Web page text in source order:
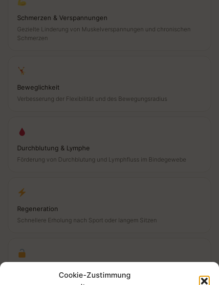
Cookie-Zustimmung
Schmerzen & Verspannungen
Gezielte Linderung von Muskelverspannungen und chronischen
Schmerzen
Beweglichkeit
Verbesserung der Flexibilität und des Bewegungsradius
Durchblutung & Lymphe
Förderung von Durchblutung und Lymphfluss im Bindegewebe
Regeneration
Schnellere Erholung nach Sport oder langem Sitzen
Gezieltes Lösen von Verklebungen im Bindegewebe